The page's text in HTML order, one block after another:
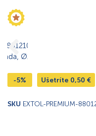
-5% Ušetríte 0,50 €
SKU EXTOL-PREMIUM-